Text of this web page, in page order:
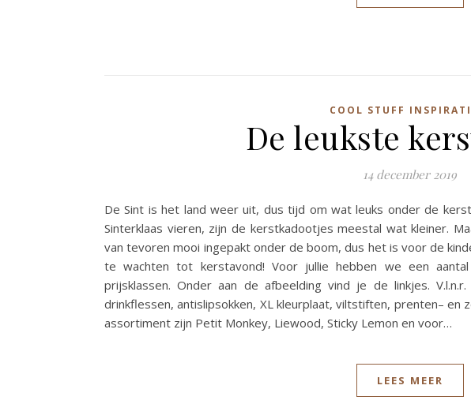
COOL STUFF
De leukste
14 december 2019
De Sint is het land weer uit, dus tijd om wat leuks onder de
Sinterklaas vieren, zijn de kerstkadootjes meestal wat kleiner.
van tevoren mooi ingepakt onder de boom, dus het is voor de
te wachten tot kerstavond! Voor jullie hebben we een
prijsklassen. Onder aan de afbeelding vind je de linkjes.
drinkflessen, antislipsokken, XL kleurplaat, viltstiften, prenten– en
assortiment zijn Petit Monkey, Liewood, Sticky Lemon en voor…
LEES MEER